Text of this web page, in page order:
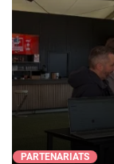
PARTENARIATS